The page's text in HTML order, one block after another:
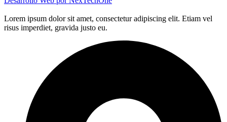
Lorem ipsum dolor sit amet, consectetur adipiscing elit. Etiam vel
risus imperdiet, gravida justo eu.